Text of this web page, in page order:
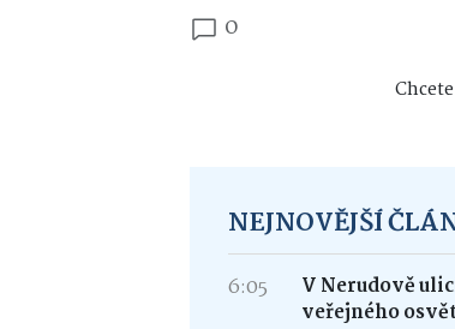
0
NEJNOVĚJŠÍ
6:05
V Nerudově
veřejného